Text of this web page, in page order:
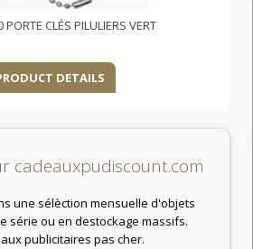
PORTE CLÉS PILULIERS VERT
DETAILS
cadeauxpudiscount.com
une sélèction mensuelle d'objets
série ou en destockage massifs.
publicitaires pas cher.